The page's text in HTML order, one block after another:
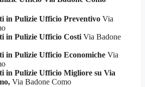
in Pulizie Ufficio Preventivo Via
in Pulizie Ufficio Costi Via Badone
in Pulizie Ufficio Economiche Via
in Pulizie Ufficio Migliore su Via
Via Badone Como